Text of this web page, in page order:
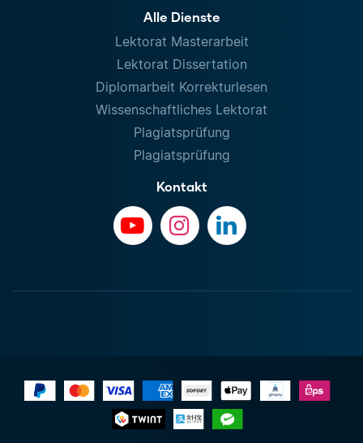
Alle Dienste
Lektorat Masterarbeit
Lektorat Dissertation
Diplomarbeit Korrekturlesen
Wissenschaftliches Lektorat
Plagiatsprüfung
Plagiatsprüfung
Kontakt